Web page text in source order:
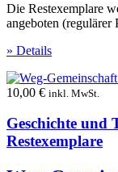
Die Restexemplare
angeboten (regulärer
» Details
10,00 € inkl. MwSt.
Geschichte und
Restexemplare